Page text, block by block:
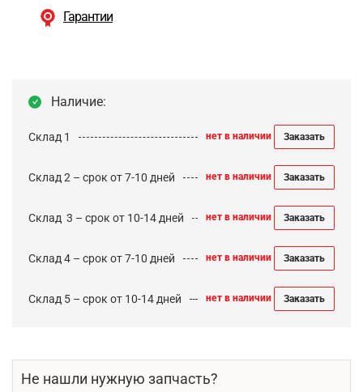
Гарантии
Наличие:
Склад 1 нет в наличии Заказать
Склад 2 – срок от 7-10 дней нет в наличии Заказать
Cклад 3 – срок от 10-14 дней нет в наличии Заказать
Склад 4 – срок от 7-10 дней нет в наличии Заказать
Склад 5 – срок от 10-14 дней нет в наличии Заказать
Не нашли нужную запчасть?